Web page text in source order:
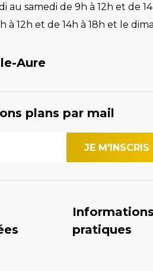
samedi de 9h à 12h et de
à 12h et de 14h à 18h et le
Aure
plans par mail
Informations
pratiques